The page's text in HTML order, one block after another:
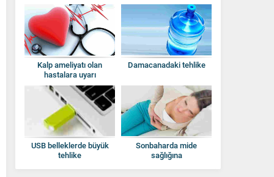
Kalp ameliyatı olan
hastalara uyarı
Damacanadaki tehlike
USB belleklerde büyük
tehlike
Sonbaharda mide
sağlığına